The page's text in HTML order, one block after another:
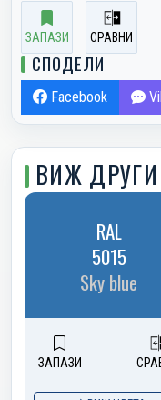
ЗАПАЗИ СРАВНИ
СПОДЕЛИ
Facebook
ВИЖ
RAL
5015
Sky blue
ЗАПАЗИ